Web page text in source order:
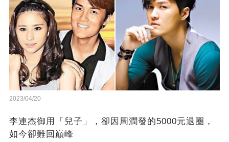
2023/04/20
李連杰御用「兒子」，卻因周潤發的5000元退圈，
如今卻難回巔峰